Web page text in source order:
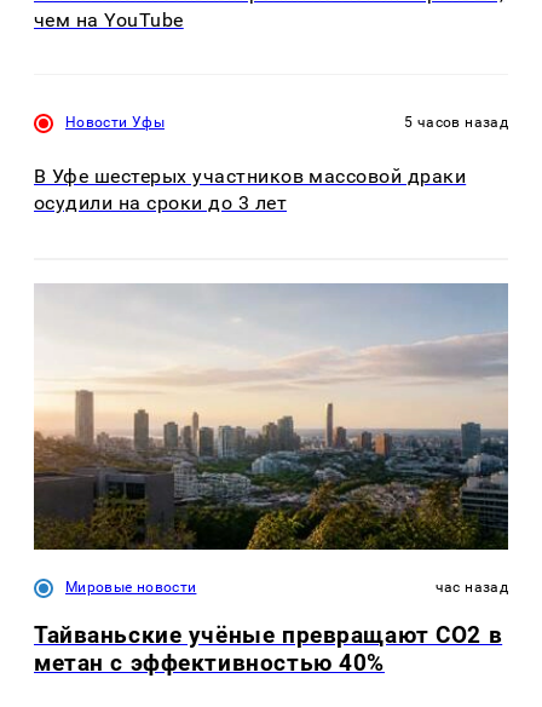
чем на YouTube
Новости Уфы 5 часов назад
В Уфе шестерых участников массовой драки
осудили на сроки до 3 лет
Мировые новости час назад
Тайваньские учёные превращают CO2 в
метан с эффективностью 40%